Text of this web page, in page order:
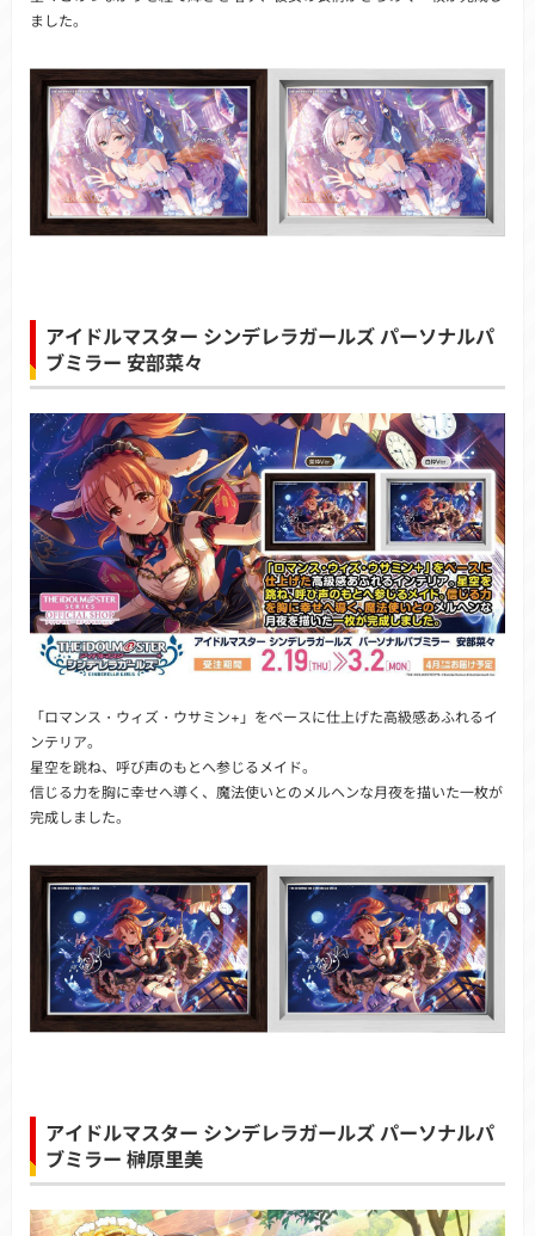
ました。
アイドルマスター シンデレラガールズ パーソナルパ
ブミラー 安部菜々
「ロマンス・ウィズ・ウサミン+」をベースに仕上げた高級感あふれるイ
ンテリア。
星空を跳ね、呼び声のもとへ参じるメイド。
信じる力を胸に幸せへ導く、魔法使いとのメルヘンな月夜を描いた一枚が
完成しました。
アイドルマスター シンデレラガールズ パーソナルパ
ブミラー 榊原里美